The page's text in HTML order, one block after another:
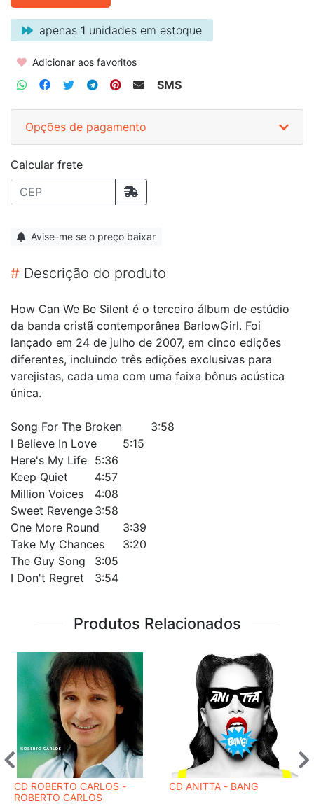
apenas 1 unidades em estoque
Adicionar aos favoritos
SMS
Opções de pagamento
Calcular frete
Avise-me se o preço baixar
# Descrição do produto
How Can We Be Silent é o terceiro álbum de estúdio
da banda cristã contemporânea BarlowGirl. Foi
lançado em 24 de julho de 2007, em cinco edições
diferentes, incluindo três edições exclusivas para
varejistas, cada uma com uma faixa bônus acústica
única.
Song For The Broken
3:58
I Believe In Love
5:15
Here's My Life 5:36
Keep Quiet
4:57
Million Voices
4:08
Sweet Revenge 3:58
One More Round
3:39
Take My Chances
3:20
The Guy Song
3:05
I Don't Regret
3:54
Produtos Relacionados
CD ROBERTO CARLOS -
ROBERTO CARLOS
CD ANITTA - BANG